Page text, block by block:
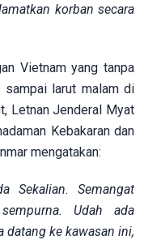
korban secara
Vietnam yang tanpa
sampai larut malam di
Letnan Jenderal Myat
Kebakaran dan
mengatakan:
Sekalian. Semangat
Udah ada
datang ke kawasan ini,